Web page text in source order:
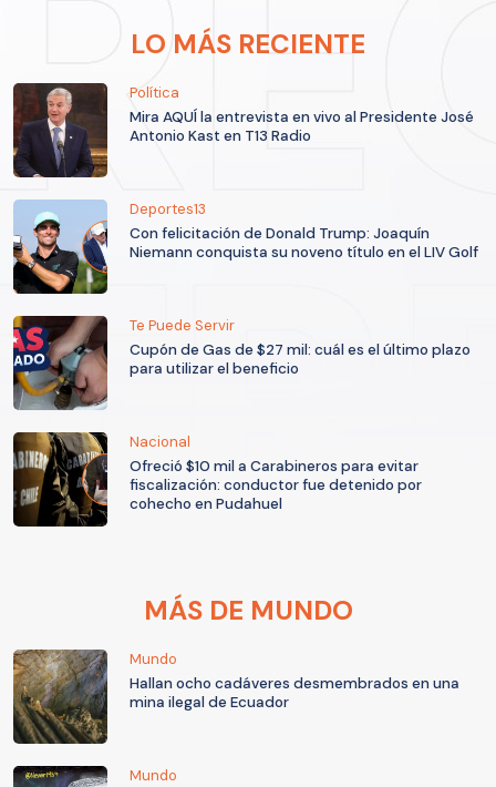
LO MÁS RECIENTE
Política
Mira AQUÍ la entrevista en vivo al Presidente José
Antonio Kast en T13 Radio
Deportes13
Con felicitación de Donald Trump: Joaquín
Niemann conquista su noveno título en el LIV Golf
Te Puede Servir
Cupón de Gas de $27 mil: cuál es el último plazo
para utilizar el beneficio
Nacional
Ofreció $10 mil a Carabineros para evitar
fiscalización: conductor fue detenido por
cohecho en Pudahuel
MÁS DE MUNDO
Mundo
Hallan ocho cadáveres desmembrados en una
mina ilegal de Ecuador
Mundo